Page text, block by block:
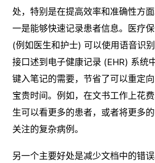
处，特别是在提高效率和准确性方
一是能够快速记录患者信息。医疗
(例如医生和护士) 可以使用语音识
接口述到电子健康记录 (EHR) 系统
键入笔记的需要，节省了可以重定
宝贵时间。例如，在文书工作上花
生可以看更多的患者，或者将更多
关注的复杂病例。
另一个主要好处是减少文档中的错